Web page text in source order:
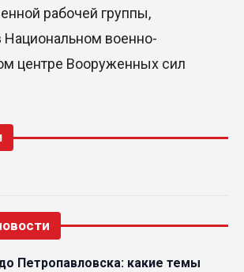
рабочей группы,
военно-
центре Вооруженных сил
Петропавловска: какие темы